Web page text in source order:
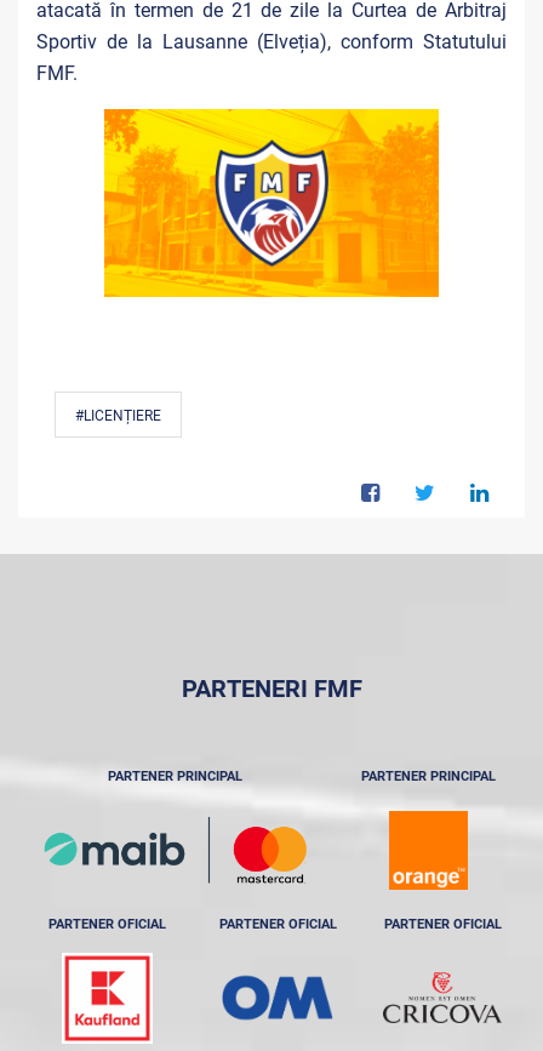
atacată în termen de 21 de zile la Curtea de Arbitraj
Sportiv de la Lausanne (Elveția), conform Statutului
FMF.
#LICENȚIERE
PARTENERI FMF
PARTENER PRINCIPAL PARTENER PRINCIPAL
PARTENER OFICIAL PARTENER OFICIAL PARTENER OFICIAL